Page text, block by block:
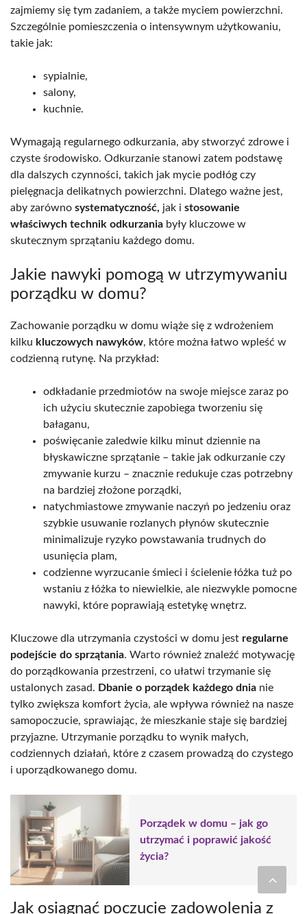
zajmiemy się tym zadaniem, a także myciem powierzchni.
Szczególnie pomieszczenia o intensywnym użytkowaniu,
takie jak:
sypialnie,
salony,
kuchnie.
Wymagają regularnego odkurzania, aby stworzyć zdrowe i
czyste środowisko. Odkurzanie stanowi zatem podstawę
dla dalszych czynności, takich jak mycie podłóg czy
pielęgnacja delikatnych powierzchni. Dlatego ważne jest,
aby zarówno systematyczność, jak i stosowanie
właściwych technik odkurzania były kluczowe w
skutecznym sprzątaniu każdego domu.
Jakie nawyki pomogą w utrzymywaniu
porządku w domu?
Zachowanie porządku w domu wiąże się z wdrożeniem
kilku kluczowych nawyków, które można łatwo wpleść w
codzienną rutynę. Na przykład:
odkładanie przedmiotów na swoje miejsce zaraz po
ich użyciu skutecznie zapobiega tworzeniu się
bałaganu,
poświęcanie zaledwie kilku minut dziennie na
błyskawiczne sprzątanie – takie jak odkurzanie czy
zmywanie kurzu – znacznie redukuje czas potrzebny
na bardziej złożone porządki,
natychmiastowe zmywanie naczyń po jedzeniu oraz
szybkie usuwanie rozlanych płynów skutecznie
minimalizuje ryzyko powstawania trudnych do
usunięcia plam,
codzienne wyrzucanie śmieci i ścielenie łóżka tuż po
wstaniu z łóżka to niewielkie, ale niezwykle pomocne
nawyki, które poprawiają estetykę wnętrz.
Kluczowe dla utrzymania czystości w domu jest regularne
podejście do sprzątania. Warto również znaleźć motywację
do porządkowania przestrzeni, co ułatwi trzymanie się
ustalonych zasad. Dbanie o porządek każdego dnia nie
tylko zwiększa komfort życia, ale wpływa również na nasze
samopoczucie, sprawiając, że mieszkanie staje się bardziej
przyjazne. Utrzymanie porządku to wynik małych,
codziennych działań, które z czasem prowadzą do czystego
i uporządkowanego domu.
Porządek w domu – jak go
utrzymać i poprawić jakość
życia?
Jak osiągnąć poczucie zadowolenia z